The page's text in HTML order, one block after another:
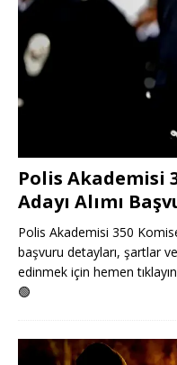
Polis Akademisi
Adayı Alımı
Polis Akademisi 350
başvuru detayları, şartlar
edinmek için hemen
🟢